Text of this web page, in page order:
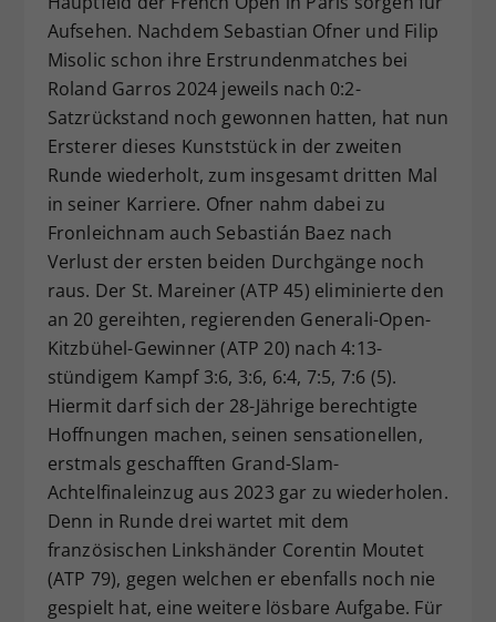
Aufsehen. Nachdem Sebastian Ofner und Filip
Misolic schon ihre Erstrundenmatches bei
Roland Garros 2024 jeweils nach 0:2-
Satzrückstand noch gewonnen hatten, hat nun
Ersterer dieses Kunststück in der zweiten
Runde wiederholt, zum insgesamt dritten Mal
in seiner Karriere. Ofner nahm dabei zu
Fronleichnam auch Sebastián Baez nach
Verlust der ersten beiden Durchgänge noch
raus. Der St. Mareiner (ATP 45) eliminierte den
an 20 gereihten, regierenden Generali-Open-
Kitzbühel-Gewinner (ATP 20) nach 4:13-
stündigem Kampf 3:6, 3:6, 6:4, 7:5, 7:6 (5).
Hiermit darf sich der 28-Jährige berechtigte
Hoffnungen machen, seinen sensationellen,
erstmals geschafften Grand-Slam-
Achtelfinaleinzug aus 2023 gar zu wiederholen.
Denn in Runde drei wartet mit dem
französischen Linkshänder Corentin Moutet
(ATP 79), gegen welchen er ebenfalls noch nie
gespielt hat, eine weitere lösbare Aufgabe. Für
Zweck
Dieser Wert speichert Ihre Consent-
Einstellungen. Unter anderem eine
historische Speicherung Ihrer
vorgenommen Einstellungen, falls der
Webseiten-Betreiber dies eingestellt
hat.